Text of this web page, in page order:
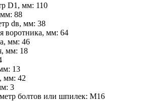
D1, мм: 110
88
dв, мм: 38
воротника, мм: 64
мм: 46
мм: 18
13
мм: 42
3
болтов или шпилек: М16